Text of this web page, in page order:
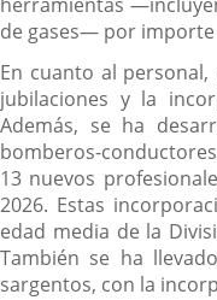
herramientas
de gases— por importe
En cuanto al
jubilaciones y la
Además, se ha
bomberos-
13 nuevos
2026. Estas
edad media de la
También se ha
sargentos, con la